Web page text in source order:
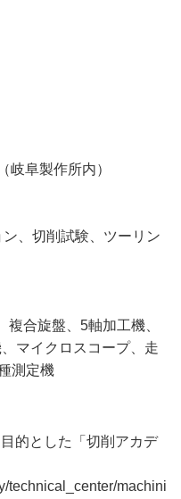
岐阜製作所内）
、切削試験、ツーリン
合旋盤、5軸加工機、
マイクロスコープ、走
測定機
的とした「切削アカデ
technical_center/machini